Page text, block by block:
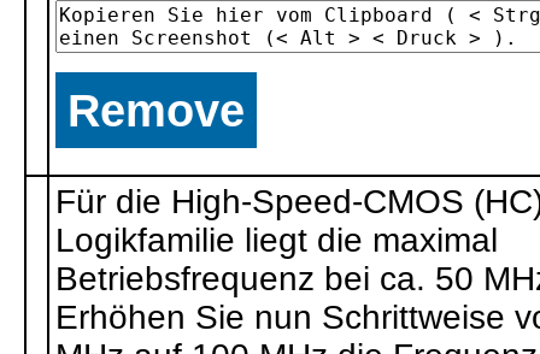
Remove
Für die High-Speed-CMOS
Logikfamilie liegt die maximal
Betriebsfrequenz bei ca. 50
Erhöhen Sie nun Schrittweise